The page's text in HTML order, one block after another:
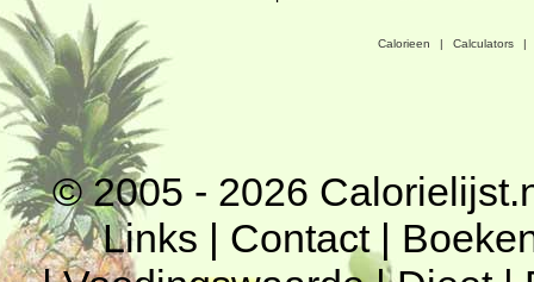
Calorieen | Calculators |
© 2005 - 2026
Links | Contact|